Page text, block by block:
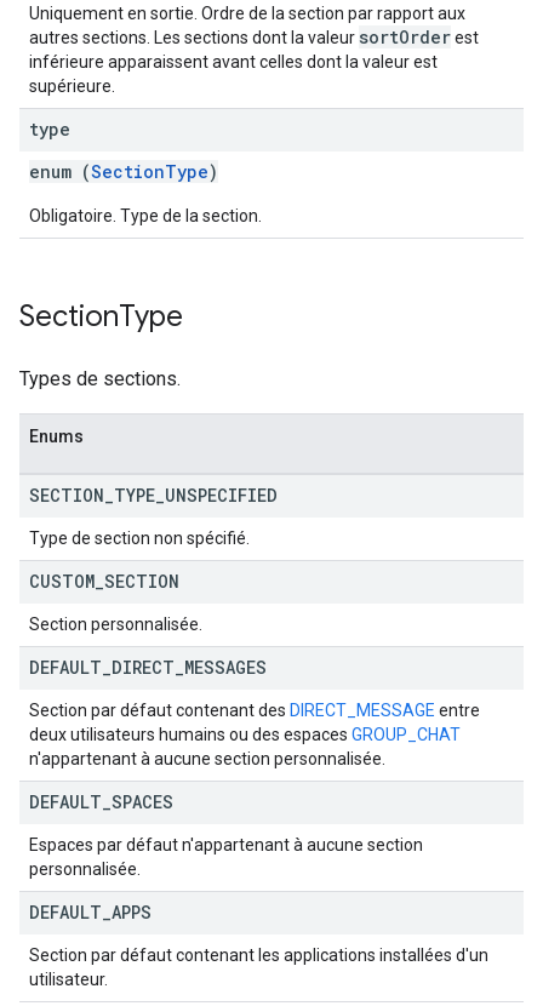
Uniquement en sortie. Ordre de la section par rapport aux
autres sections. Les sections dont la valeur sortOrderest
inférieure apparaissent avant celles dont la valeur est
supérieure.
type
enum (SectionType)
Obligatoire. Type de la section.
SectionType
Types de sections.
Enums
SECTION TYPE UNSPECIFIED
Type de section non spécifié.
CUSTOM SECTION
Section personnalisée.
DEFAULT DIRECT MESSAGES
Section par défaut contenant des DIRECT_MESSAGE entre
deux utilisateurs humains ou des espaces GROUP_CHAT
n'appartenant à aucune section personnalisée.
DEFAULT SPACES
Espaces par défaut n'appartenant à aucune section
personnalisée.
DEFAULT APPS
Section par défaut contenant les applications installées d'un
utilisateur.